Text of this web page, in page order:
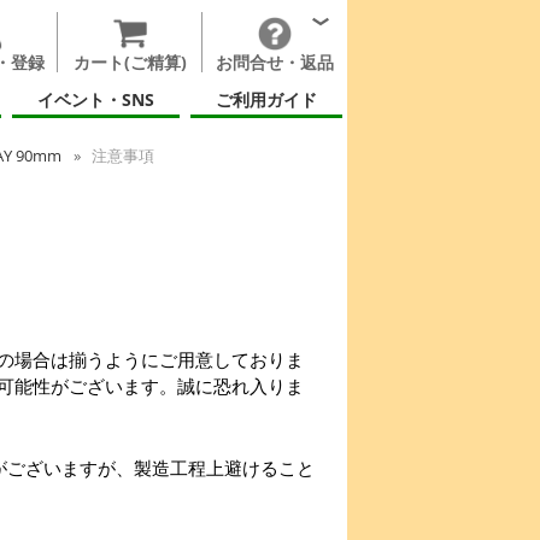
登録 カート(ご精算)
お問合せ・返品
イベント・SNS
ご利用ガイド
90mm 注意事項
場合は揃うようにご用意しておりま
能性がございます。誠に恐れ入りま
ざいますが、製造工程上避けること